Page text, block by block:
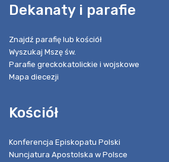
Dekanaty i parafie
Znajdź parafię lub kościół
Wyszukaj Mszę św.
Parafie greckokatolickie i wojskowe
Mapa diecezji
Kościół
Konferencja Episkopatu Polski
Nuncjatura Apostolska w Polsce